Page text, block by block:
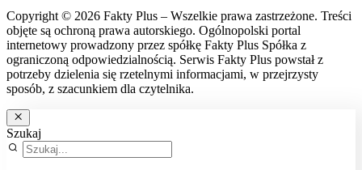
Copyright © 2026 Fakty Plus – Wszelkie prawa zastrzeżone. Treści
objęte są ochroną prawa autorskiego. Ogólnopolski portal
internetowy prowadzony przez spółkę Fakty Plus Spółka z
ograniczoną odpowiedzialnością. Serwis Fakty Plus powstał z
potrzeby dzielenia się rzetelnymi informacjami, w przejrzysty
sposób, z szacunkiem dla czytelnika.
Szukaj